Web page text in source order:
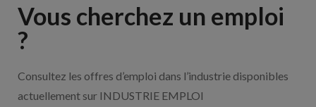
Vous cherchez un emploi
?
Consultez les offres d’emploi dans l’industrie disponibles
actuellement sur INDUSTRIE EMPLOI